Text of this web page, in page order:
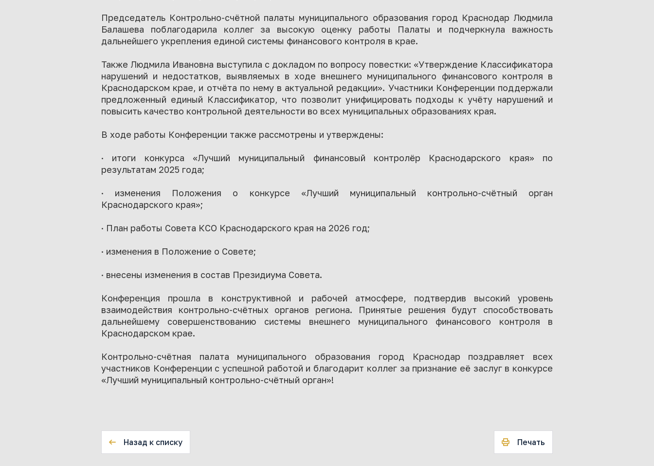
Председатель Контрольно-счётной палаты муниципального образования город Краснодар Людмила
Балашева поблагодарила коллег за высокую оценку работы Палаты и подчеркнула важность
дальнейшего укрепления единой системы финансового контроля в крае.
Также Людмила Ивановна выступила с докладом по вопросу повестки: «Утверждение Классификатора
нарушений и недостатков, выявляемых в ходе внешнего муниципального финансового контроля в
Краснодарском крае, и отчёта по нему в актуальной редакции». Участники Конференции поддержали
предложенный единый Классификатор, что позволит унифицировать подходы к учёту нарушений и
повысить качество контрольной деятельности во всех муниципальных образованиях края.
В ходе работы Конференции также рассмотрены и утверждены:
· итоги конкурса «Лучший муниципальный финансовый контролёр Краснодарского края» по
результатам 2025 года;
· изменения Положения о конкурсе «Лучший муниципальный контрольно-счётный орган
Краснодарского края»;
· План работы Совета КСО Краснодарского края на 2026 год;
· изменения в Положение о Совете;
· внесены изменения в состав Президиума Совета.
Конференция прошла в конструктивной и рабочей атмосфере, подтвердив высокий уровень
взаимодействия контрольно-счётных органов региона. Принятые решения будут способствовать
дальнейшему совершенствованию системы внешнего муниципального финансового контроля в
Краснодарском крае.
Контрольно-счётная палата муниципального образования город Краснодар поздравляет всех
участников Конференции с успешной работой и благодарит коллег за признание её заслуг в конкурсе
«Лучший муниципальный контрольно-счётный орган»!
Назад к списку Печать